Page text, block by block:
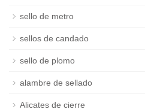
sello de metro
sellos de candado
sello de plomo
alambre de sellado
Alicates de cierre